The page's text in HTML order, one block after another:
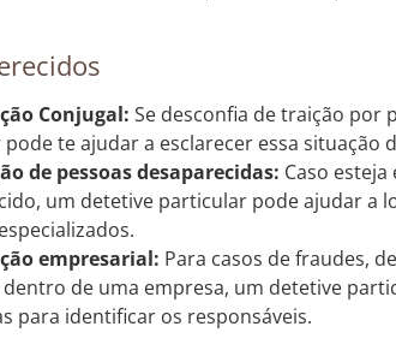
Conjugal: Se desconfia de traição por
te ajudar a esclarecer essa situação
de pessoas desaparecidas: Caso
um detetive particular pode ajudar a
empresarial: Para casos de fraudes,
de uma empresa, um detetive
para identificar os responsáveis.